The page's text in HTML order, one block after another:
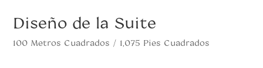
Diseño de la Suite
100 Metros Cuadrados / 1,075 Pies Cuadrados